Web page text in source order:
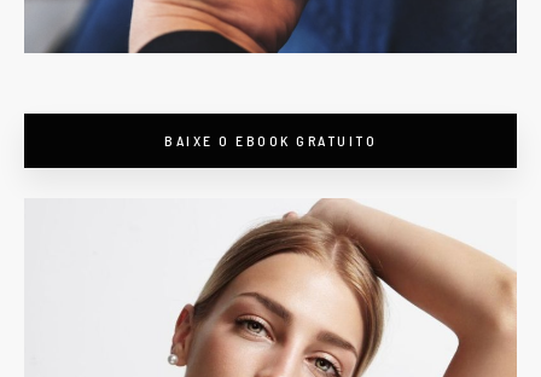
BAIXE O EBOOK GRATUITO